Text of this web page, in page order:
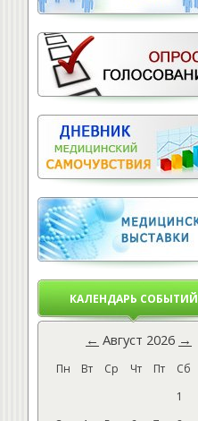
КАЛЕНДАРЬ СОБЫТИЙ
← Август 2026 →
Пн Вт Ср Чт Пт Сб
1